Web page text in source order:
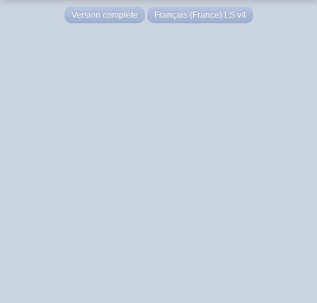
Version complète Français (France) LS v4